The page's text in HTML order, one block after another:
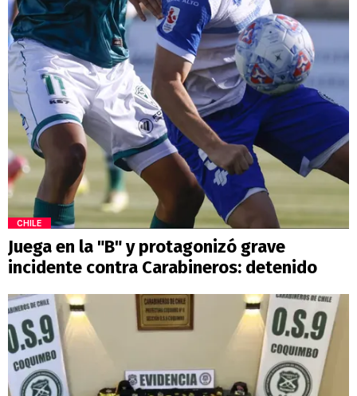
CHILE
Juega en la "B" y protagonizó grave
incidente contra Carabineros: detenido